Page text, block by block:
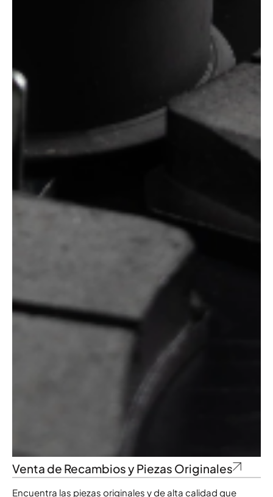
Venta de Recambios y Piezas Originales
Encuentra las piezas originales y de alta calidad que